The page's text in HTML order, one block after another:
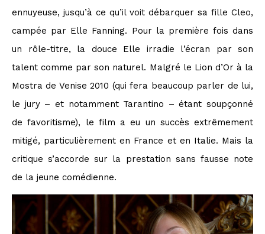
ennuyeuse, jusqu’à ce qu’il voit débarquer sa fille Cleo,
campée par Elle Fanning. Pour la première fois dans
un rôle-titre, la douce Elle irradie l’écran par son
talent comme par son naturel. Malgré le Lion d’Or à la
Mostra de Venise 2010 (qui fera beaucoup parler de lui,
le jury – et notamment Tarantino – étant soupçonné
de favoritisme), le film a eu un succès extrêmement
mitigé, particulièrement en France et en Italie. Mais la
critique s’accorde sur la prestation sans fausse note
de la jeune comédienne.